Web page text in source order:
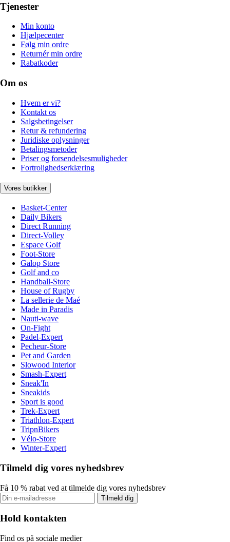
Tjenester
Min konto
Hjælpecenter
Følg min ordre
Returnér min ordre
Rabatkoder
Om os
Hvem er vi?
Kontakt os
Salgsbetingelser
Retur & refundering
Juridiske oplysninger
Betalingsmetoder
Priser og forsendelsesmuligheder
Fortrolighedserklæring
Vores butikker
Basket-Center
Daily Bikers
Direct Running
Direct-Volley
Espace Golf
Foot-Store
Galop Store
Golf and co
Handball-Store
House of Rugby
La sellerie de Maé
Made in Paradis
Nauti-wave
On-Fight
Padel-Expert
Pecheur-Store
Pet and Garden
Slowood Interior
Smash-Expert
Sneak'In
Sneakids
Sport is good
Trek-Expert
Triathlon-Expert
TripnBikers
Vélo-Store
Winter-Expert
Tilmeld dig vores nyhedsbrev
Få 10 % rabat ved at tilmelde dig vores nyhedsbrev
Tilmeld dig
Hold kontakten
Find os på sociale medier